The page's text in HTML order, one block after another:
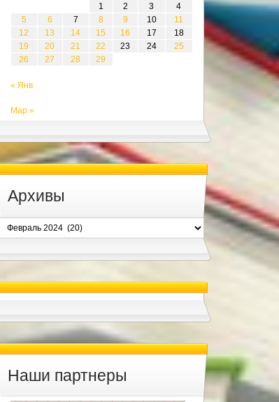
1
2 3
4
5
6 7 8 9 10
11
12
13 14 15 16 17
18
19
20 21 22 23 24
25
26
27 28 29
« Янв
Мар »
Архивы
Архивы
Наши партнеры